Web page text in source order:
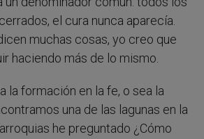
el cura nunca aparecía.
muchas cosas, yo creo que
haciendo más de lo mismo.
la formación en la fe, o sea la
una de las lagunas en la
he preguntado ¿Cómo